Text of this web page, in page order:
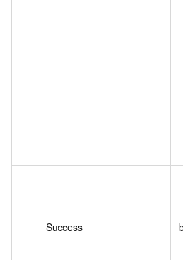
Success